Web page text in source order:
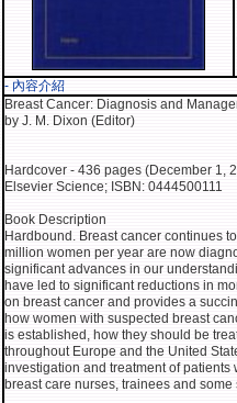
- 內容介紹
Breast Cancer: Diagnosis and
by J. M. Dixon (Editor)
Hardcover - 436 pages (December 1,
Elsevier Science; ISBN: 0444500111
Book Description
Hardbound. Breast cancer continues
million women per year are now
significant advances in our
have led to significant reductions in
on breast cancer and provides a
how women with suspected breast
is established, how they should be
throughout Europe and the United
investigation and treatment of
breast care nurses, trainees and